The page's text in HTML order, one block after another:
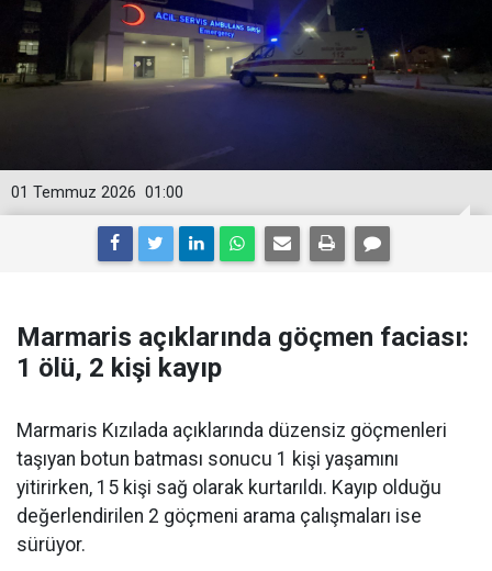
01:00
01 Temmuz 2026
Marmaris açıklarında göçmen faciası:
1 ölü, 2 kişi kayıp
Marmaris Kızılada açıklarında düzensiz göçmenleri
taşıyan botun batması sonucu 1 kişi yaşamını
yitirirken, 15 kişi sağ olarak kurtarıldı. Kayıp olduğu
değerlendirilen 2 göçmeni arama çalışmaları ise
sürüyor.